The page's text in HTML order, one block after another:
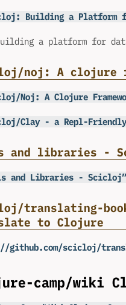
Building a Platform
a platform for
noj: A clojure
Noj: A Clojure
Clay - a Repl-Friendly
and libraries -
and Libraries - Scicloj”
translating-
to Clojure
github.com/scicloj/
camp/wiki